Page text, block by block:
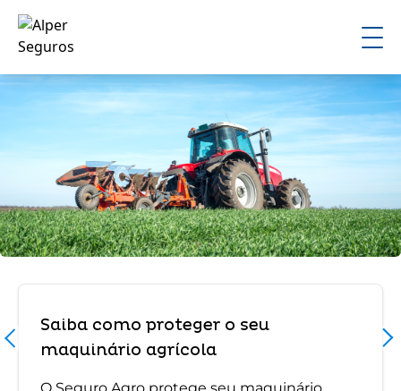
Saiba como proteger o seu
maquinário agrícola